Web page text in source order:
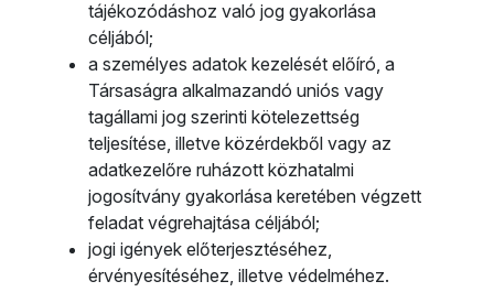
tájékozódáshoz való jog gyakorlása
céljából;
a személyes adatok kezelését előíró, a
Társaságra alkalmazandó uniós vagy
tagállami jog szerinti kötelezettség
teljesítése, illetve közérdekből vagy az
adatkezelőre ruházott közhatalmi
jogosítvány gyakorlása keretében végzett
feladat végrehajtása céljából;
jogi igények előterjesztéséhez,
érvényesítéséhez, illetve védelméhez.